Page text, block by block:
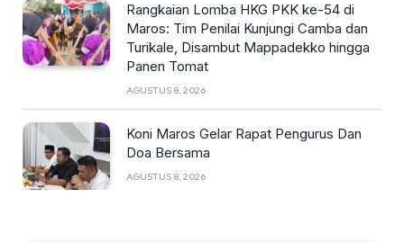
Rangkaian Lomba HKG PKK ke-54 di
Maros: Tim Penilai Kunjungi Camba dan
Turikale, Disambut Mappadekko hingga
Panen Tomat
AGUSTUS 8, 2026
Koni Maros Gelar Rapat Pengurus Dan
Doa Bersama
AGUSTUS 8, 2026